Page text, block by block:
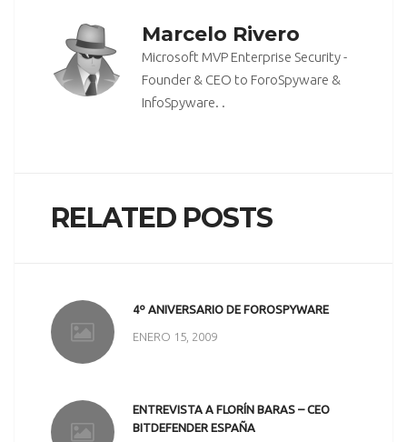
Marcelo Rivero
Microsoft MVP Enterprise Security -
Founder & CEO to ForoSpyware &
InfoSpyware. .
RELATED POSTS
4º ANIVERSARIO DE FOROSPYWARE
ENERO 15, 2009
ENTREVISTA A FLORÍN BARAS – CEO
BITDEFENDER ESPAÑA